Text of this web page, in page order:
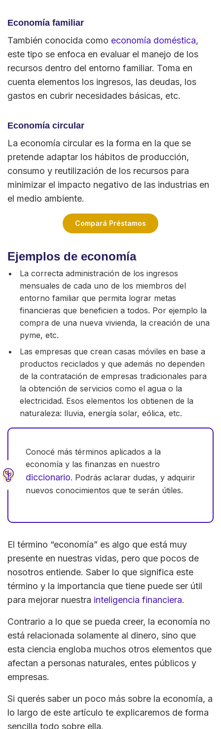
Economía familiar
También conocida como economía doméstica,
este tipo se enfoca en evaluar el manejo de los
recursos dentro del entorno familiar. Toma en
cuenta elementos los ingresos, las deudas, los
gastos en cubrir necesidades básicas, etc.
Economía circular
La economía circular es la forma en la que se
pretende adaptar los hábitos de producción,
consumo y reutilización de los recursos para
minimizar el impacto negativo de las industrias en
el medio ambiente.
Compará Préstamos
Ejemplos de economía
La correcta administración de los ingresos
mensuales de cada uno de los miembros del
entorno familiar que permita lograr metas
financieras que beneficien a todos. Por ejemplo la
compra de una nueva vivienda, la creación de una
pyme, etc.
Las empresas que crean casas móviles en base a
productos reciclados y que además no dependen
de la contratación de empresas tradicionales para
la obtención de servicios como el agua o la
electricidad. Esos elementos los obtienen de la
naturaleza: lluvia, energía solar, eólica, etc.
Conocé más términos aplicados a la
economía y las finanzas en nuestro
diccionario. Podrás aclarar dudas, y adquirir
nuevos conocimientos que te serán útiles.
El término “economía” es algo que está muy
presente en nuestras vidas, pero que pocos de
nosotros entiende. Saber lo que significa este
término y la importancia que tiene puede ser útil
para mejorar nuestra inteligencia financiera.
Contrario a lo que se pueda creer, la economía no
está relacionada solamente al dinero, sino que
esta ciencia engloba muchos otros elementos que
afectan a personas naturales, entes públicos y
empresas.
Si querés saber un poco más sobre la economía, a
lo largo de este artículo te explicaremos de forma
sencilla todo sobre ella.